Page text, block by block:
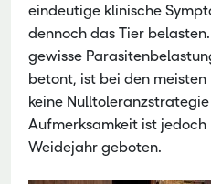
eindeutige klinische
dennoch das Tier
gewisse
betont, ist bei den
keine
Aufmerksamkeit ist
Weidejahr geboten.